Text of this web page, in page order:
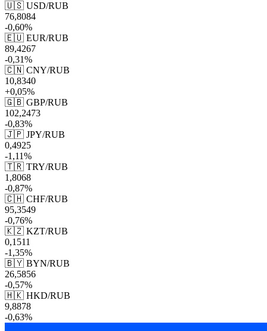
🇺🇸 USD/RUB
76,8084
-0,60%
🇪🇺 EUR/RUB
89,4267
-0,31%
🇨🇳 CNY/RUB
10,8340
+0,05%
🇬🇧 GBP/RUB
102,2473
-0,83%
🇯🇵 JPY/RUB
0,4925
-1,11%
🇹🇷 TRY/RUB
1,8068
-0,87%
🇨🇭 CHF/RUB
95,3549
-0,76%
🇰🇿 KZT/RUB
0,1511
-1,35%
🇧🇾 BYN/RUB
26,5856
-0,57%
🇭🇰 HKD/RUB
9,8878
-0,63%